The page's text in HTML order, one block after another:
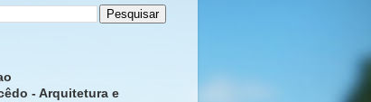
- Arquitetura e